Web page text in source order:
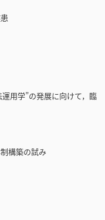
用学”の発展に向けて，臨
構築の試み